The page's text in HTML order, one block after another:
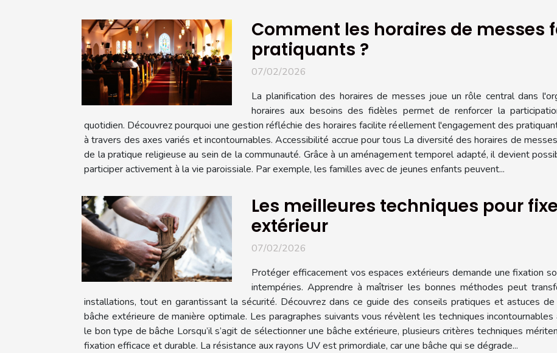
Comment les horaires de messes
pratiquants ?
07/02/2026
La planification des horaires de messes joue un rôle central dans
horaires aux besoins des fidèles permet de renforcer la
quotidien. Découvrez pourquoi une gestion réfléchie des horaires facilite réellement l'engagement des
à travers des axes variés et incontournables. Accessibilité accrue pour tous La diversité des horaires de
de la pratique religieuse au sein de la communauté. Grâce à un aménagement temporel adapté, il devient
participer activement à la vie paroissiale. Par exemple, les familles avec de jeunes enfants peuvent...
Les meilleures techniques pour
extérieur
07/02/2026
Protéger efficacement vos espaces extérieurs demande une fixation
intempéries. Apprendre à maîtriser les bonnes méthodes peut
installations, tout en garantissant la sécurité. Découvrez dans ce guide des conseils pratiques et astuces
bâche extérieure de manière optimale. Les paragraphes suivants vous révèlent les techniques
le bon type de bâche Lorsqu’il s’agit de sélectionner une bâche extérieure, plusieurs critères techniques
fixation efficace et durable. La résistance aux rayons UV est primordiale, car une bâche qui se dégrade...